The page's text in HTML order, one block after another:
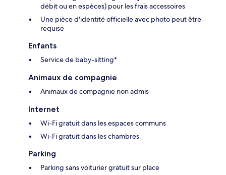
débit ou en espèces) pour les frais accessoires
Une pièce d'identité officielle avec photo peut être
requise
Enfants
Service de baby-sitting*
Animaux de compagnie
Animaux de compagnie non admis
Internet
Wi-Fi gratuit dans les espaces communs
Wi-Fi gratuit dans les chambres
Parking
Parking sans voiturier gratuit sur place